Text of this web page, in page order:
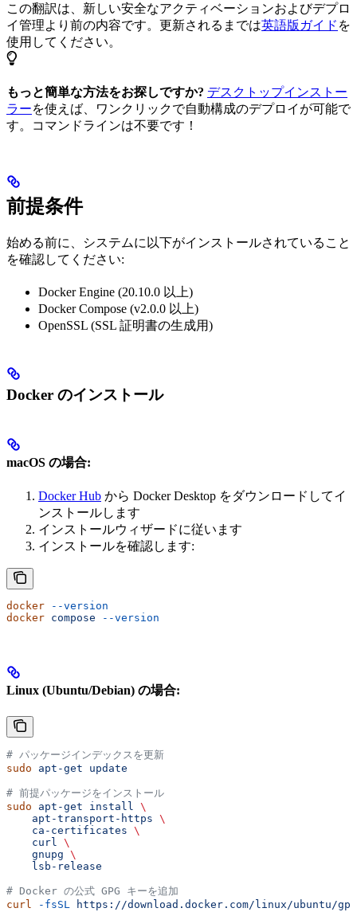
この翻訳は、新しい安全なアクティベーションおよびデプロ
イ管理より前の内容です。更新されるまでは英語版ガイド を
使用してください。
もっと簡単な方法をお探しですか? デスクトップインストー
ラーを使えば、ワンクリックで自動構成のデプロイが可能で
す。コマンドラインは不要です！
前提条件
始める前に、システムに以下がインストールされていること
を確認してください:
Docker Engine (20.10.0 以上)
Docker Compose (v2.0.0 以上)
OpenSSL (SSL 証明書の生成用)
Docker のインストール
macOS の場合:
Docker Hub から Docker Desktop をダウンロードしてイ
ンストールします
インストールウィザードに従います
インストールを確認します:
docker --version
docker compose --version
Linux (Ubuntu/Debian) の場合:
# パッケージインデックスを更新
sudo apt-get update
# 前提パッケージをインストール
sudo apt-get install \
    apt-transport-https
\
    ca-certificates
\
    curl
\
    gnupg
\
    lsb-release
# Docker の公式 GPG キーを追加
curl -fsSL https://download.docker.com/linux/ubuntu/gpg